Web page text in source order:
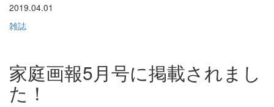
2019.04.01
雑誌
家庭画報5月号に掲載されまし
た！